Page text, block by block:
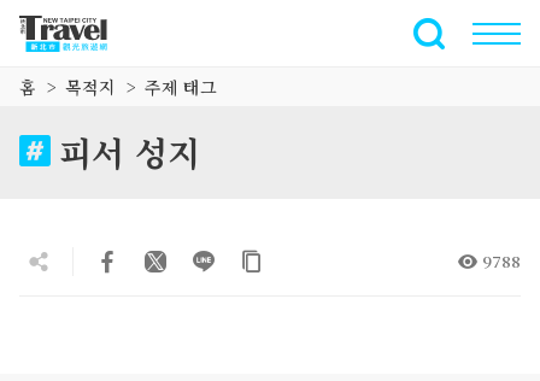
전체 텍스
홈 목적지 주제 태그
피서 성지
9788